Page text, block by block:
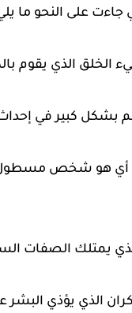
جاءت على النحو ما
الذي يقوم
بشكل كبير في
أي هو شخص مسطول
الصفات
الذي يؤذي البشر